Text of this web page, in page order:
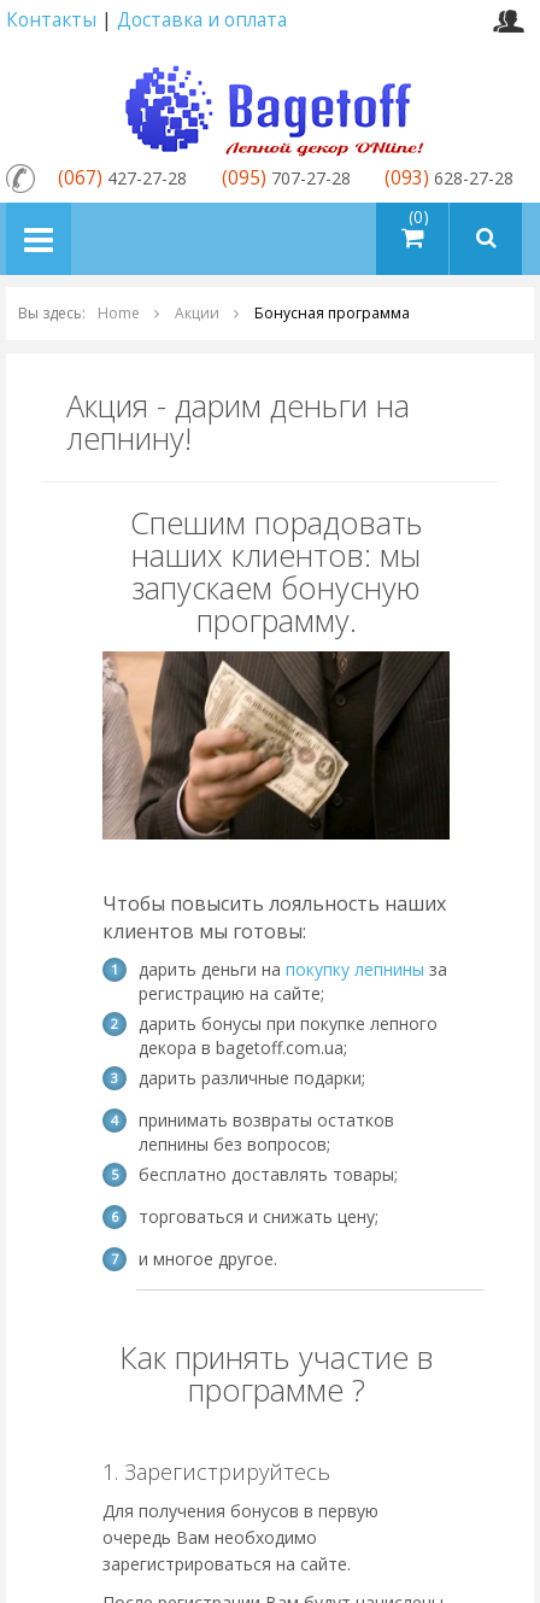
Контакты | Доставка и оплата
товаров (0)
(067) 427-27-28 (095) 707-27-28 (093) 628-27-28
Вы здесь: Home Акции Бонусная программа
Акция - дарим деньги на
лепнину!
Спешим порадовать
наших клиентов: мы
запускаем бонусную
программу.
Чтобы повысить лояльность наших
клиентов мы готовы:
дарить деньги на покупку лепнины за
регистрацию на сайте;
дарить бонусы при покупке лепного
декора в bagetoff.com.ua;
дарить различные подарки;
принимать возвраты остатков
лепнины без вопросов;
бесплатно доставлять товары;
торговаться и снижать цену;
и многое другое.
Как принять участие в
программе ?
1. Зарегистрируйтесь
Для получения бонусов в первую
очередь Вам необходимо
зарегистрироваться на сайте.